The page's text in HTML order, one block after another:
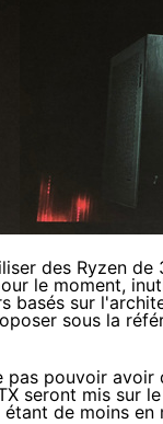
des Ryzen de
le moment,
basés sur
sous la
pouvoir avoir
seront mis sur
de moins